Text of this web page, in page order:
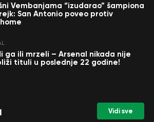
Vembanjama “izudarao” šampiona
San Antonio poveo protiv
ga ili mrzeli – Arsenal nikada nije
tituli u poslednje 22 godine!
Vidi sve